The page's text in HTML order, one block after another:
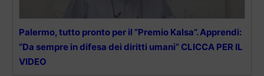
Palermo, tutto pronto per il “Premio Kalsa”. Apprendi:
“Da sempre in difesa dei diritti umani” CLICCA PER IL
VIDEO